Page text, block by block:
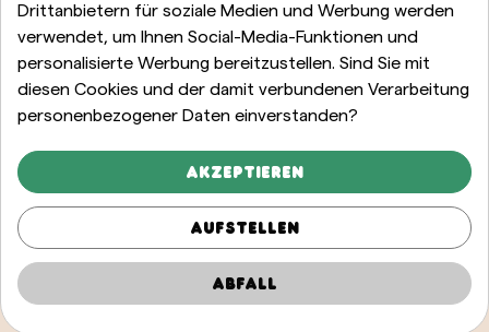
Drittanbietern für soziale Medien und Werbung werden
verwendet, um Ihnen Social-Media-Funktionen und
personalisierte Werbung bereitzustellen. Sind Sie mit
diesen Cookies und der damit verbundenen Verarbeitung
personenbezogener Daten einverstanden?
Akzeptieren
Aufstellen
Abfall